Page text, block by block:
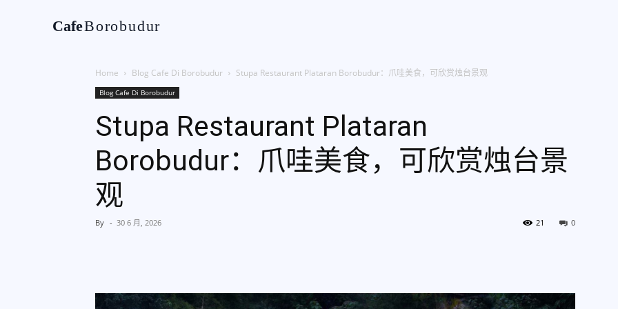
CafeBorobudur
Home Blog Cafe Di Borobudur Stupa Restaurant Plataran Borobudur：爪哇美食，可欣赏烛台景观
Blog Cafe Di Borobudur
Stupa Restaurant Plataran
Borobudur：爪哇美食，可欣赏烛台景
观
By - 30 6 月, 2026 0
21